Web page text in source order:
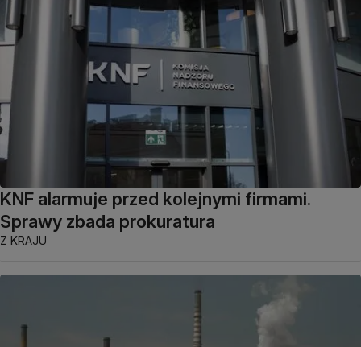
KNF alarmuje przed kolejnymi firmami.
Sprawy zbada prokuratura
Z KRAJU